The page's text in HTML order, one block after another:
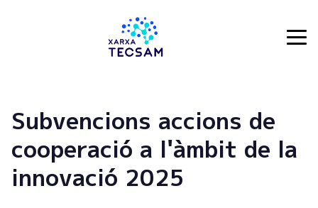
Subvencions accions de
cooperació a l'àmbit de la
innovació 2025